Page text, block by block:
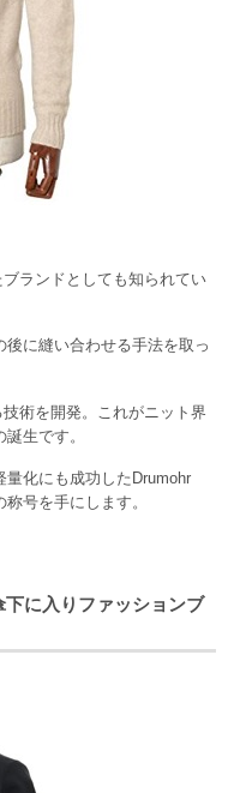
ランドとしても知られてい
に縫い合わせる手法を取っ
術を開発。これがニット界
生です。
化にも成功したDrumohr
号を手にします。
に入りファッションブ